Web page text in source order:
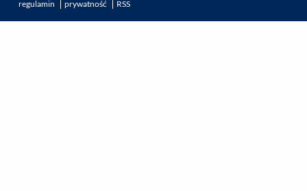
regulamin
prywatność RSS